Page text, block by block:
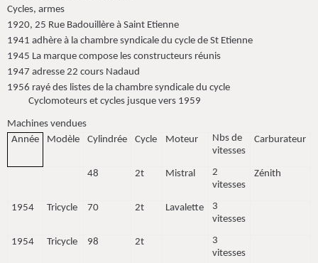
Cycles, armes
1920, 25 Rue Badouillère à Saint Etienne
1941 adhère à la chambre syndicale du cycle de St Etienne
1945 La marque compose les constructeurs réunis
1947 adresse 22 cours Nadaud
1956 rayé des listes de la chambre syndicale du cycle
Cyclomoteurs et cycles jusque vers 1959
Machines vendues
Année
Modèle Cylindrée Cycle Moteur
Nbs de
vitesses
Carburateur
48 2t Mistral
2
vitesses
Zénith
1954 Tricycle 70 2t Lavalette
3
vitesses
1954 Tricycle 98 2t
3
vitesses